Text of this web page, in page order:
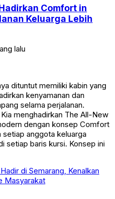
Comfort in
Keluarga Lebih
lalu
dituntut memiliki kabin yang
kenyamanan dan
selama perjalanan.
menghadirkan The All-New
dengan konsep Comfort
setiap anggota keluarga
setiap baris kursi. Konsep ini